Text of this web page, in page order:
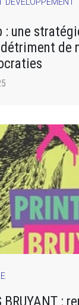
DÉVELOPPEMENT
: une
de
BRUYANT :